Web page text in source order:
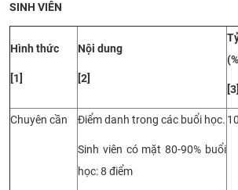
SINH VIÊN
Hình thức
[1]
Nội dung
[2]
[3]
Chuyên cần Điểm danh trong các buổi học.
Sinh viên có mặt 80-90% buổi
học: 8 điểm
10